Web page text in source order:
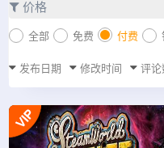
价格
全部 免费 付费
发布日期 修改时间 评论